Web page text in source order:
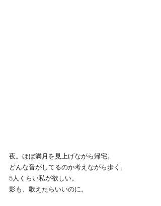
夜。ほぼ満月を見上げながら帰宅。
どんな音がしてるのか考えながら歩く。
5人くらい私が欲しい。
影も、歌えたらいいのに。